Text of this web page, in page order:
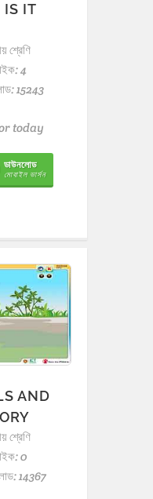
IS IT
শ্রেণি
4
15243
today
ডাউনলোড
মোবাইল ভার্সন
AND
শ্রেণি
0
14367